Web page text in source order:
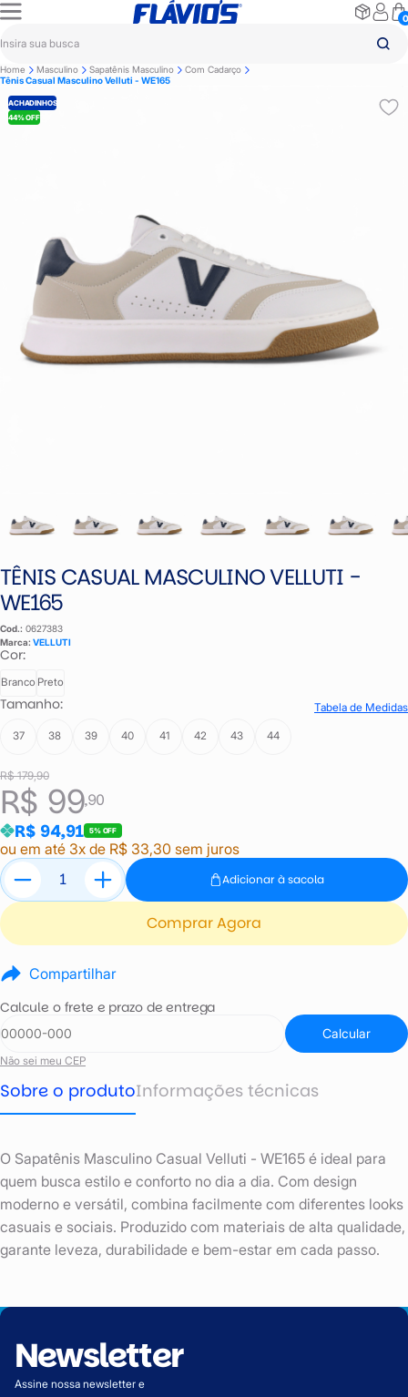
0
Home Masculino Sapatênis Masculino
Com Cadarço
Tênis Casual Masculino Velluti - WE165
44% OFF
ACHADINHOS
TÊNIS CASUAL MASCULINO VELLUTI -
WE165
Cod.: 0627383
Marca: VELLUTI
R$ 179,90
R$ 99,90
R$ 94,91 5% OFF
ou em até 3x de R$ 33,30 sem juros
Cor:
Branco Preto
Tamanho: Tabela de Medidas
37 38 39 40 41 42 43 44
Adicionar à sacola
Comprar Agora
Compartilhar
Calcule o frete e prazo de entrega
Calcular
Não sei meu CEP
Sobre o produtoInformações técnicas
O Sapatênis Masculino Casual Velluti - WE165 é ideal para
quem busca estilo e conforto no dia a dia. Com design
moderno e versátil, combina facilmente com diferentes looks
casuais e sociais. Produzido com materiais de alta qualidade,
garante leveza, durabilidade e bem-estar em cada passo.
Newsletter
Assine nossa newsletter e